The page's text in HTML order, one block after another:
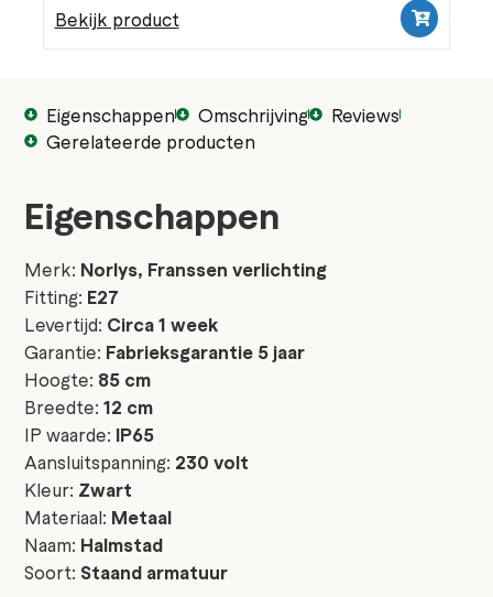
Bekijk product
Eigenschappen Omschrijving
Reviews
Gerelateerde producten
Eigenschappen
Merk: Norlys, Franssen verlichting
Fitting: E27
Levertijd: Circa 1 week
Garantie: Fabrieksgarantie 5 jaar
Hoogte: 85 cm
Breedte:12 cm
IP waarde: IP65
Aansluitspanning: 230 volt
Kleur: Zwart
Materiaal: Metaal
Naam: Halmstad
Soort: Staand armatuur